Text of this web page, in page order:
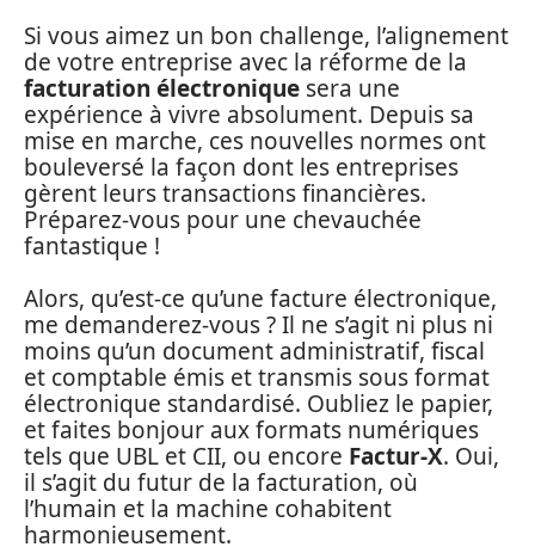
Si vous aimez un bon challenge, l’alignement
de votre entreprise avec la réforme de la
facturation électronique sera une
expérience à vivre absolument. Depuis sa
mise en marche, ces nouvelles normes ont
bouleversé la façon dont les entreprises
gèrent leurs transactions financières.
Préparez-vous pour une chevauchée
fantastique !
Alors, qu’est-ce qu’une facture électronique,
me demanderez-vous ? Il ne s’agit ni plus ni
moins qu’un document administratif, fiscal
et comptable émis et transmis sous format
électronique standardisé. Oubliez le papier,
et faites bonjour aux formats numériques
tels que UBL et CII, ou encore Factur-X. Oui,
il s’agit du futur de la facturation, où
l’humain et la machine cohabitent
harmonieusement.